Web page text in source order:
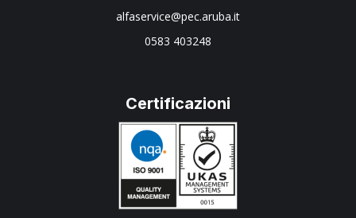
alfaservice@pec.aruba.it
0583 403248
Certificazioni